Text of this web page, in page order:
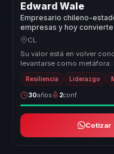
Edward Wale
Empresario chileno-
empresas y hoy
empresas.
CL
Su valor está en volver
levantarse como metáfora:
rehabilitac...
Resiliencia Liderazgo
30años 2conf.
Cotizar